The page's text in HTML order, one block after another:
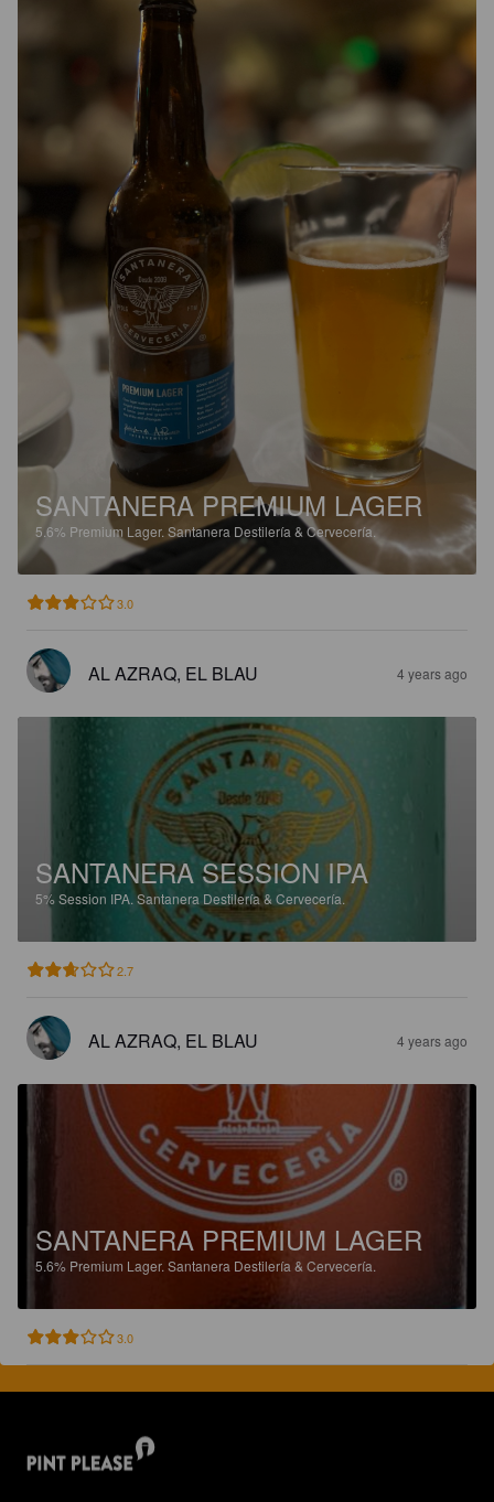
SANTANERA PREMIUM LAGER
5.6% Premium Lager. Santanera Destilería & Cervecería.
3.0
AL AZRAQ, EL BLAU 4 years ago
SANTANERA SESSION IPA
5%Session IPA.Santanera Destilería & Cervecería.
2.7
AL AZRAQ, EL BLAU 4 years ago
SANTANERA PREMIUM LAGER
5.6% Premium Lager. Santanera Destilería & Cervecería.
3.0